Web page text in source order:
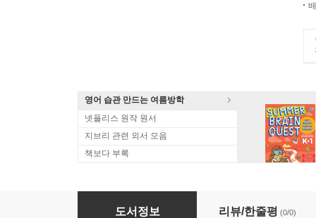
영어 습관 만드는 여름방학
넷플리스 원작 원서
지브리 관련 외서 모음
책보다 부록
ツムギの魔縫 4
도서정보 리뷰/한줄평 (0/0)